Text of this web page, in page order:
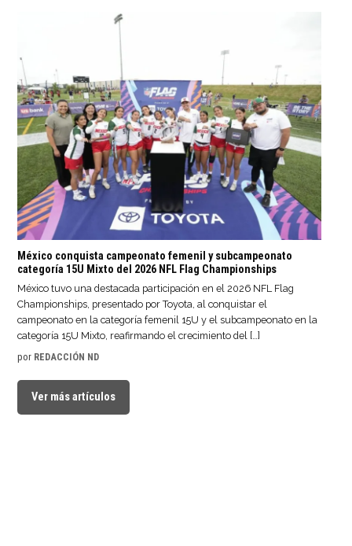
México conquista campeonato femenil y subcampeonato
categoría 15U Mixto del 2026 NFL Flag Championships
México tuvo una destacada participación en el 2026 NFL Flag
Championships, presentado por Toyota, al conquistar el
campeonato en la categoría femenil 15U y el subcampeonato en la
categoría 15U Mixto, reafirmando el crecimiento del […]
por REDACCIÓN ND
Ver más artículos
Código bonus
Bet365 México
BONO365UP –
Código
Código
promocional
Betano perú
BONOMAX – Cómo
Código